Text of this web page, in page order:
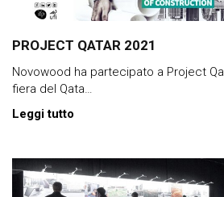
PROJECT QATAR 2021
Novowood ha partecipato a Project
fiera del Qata…
Leggi tutto